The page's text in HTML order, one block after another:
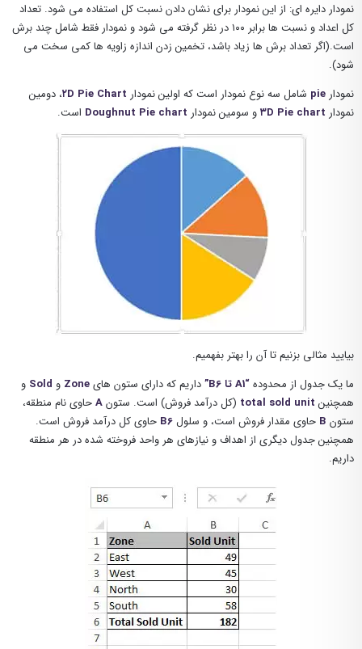
نمودار دایره ای: از این نمودار برای نشان دادن نسبت کل استفاده می شود. تعداد
کل اعداد و نسبت ها برابر ۱۰۰ در نظر گرفته می شود و نمودار فقط شامل چند برش
است.(اگر تعداد برش ها زیاد باشد، تخمین زدن اندازه زاویه ها کمی سخت می
شود).
نمودارpie شامل سه نوع نمودار است که اولین نمودار ۲D Pie Chart، دومین
نمودار ۳D Pie chartو سومین نمودار Doughnut Pie chart است.
بیایید مثالی بزنیم تا آن را بهتر بفهمیم.
ما یک جدول از محدوده“A1 تا B6” داریم که دارای ستون هایZone وSold
و
همچنین total sold unit (کل درآمد فروش) است. ستونAحاوی نام منطقه،
ستون B حاوی مقدار فروش است، و سلول B6 حاوی کل درآمد فروش است.
همچنین جدول دیگری از اهداف و نیازهای هر واحد فروخته شده در هر منطقه
داریم.